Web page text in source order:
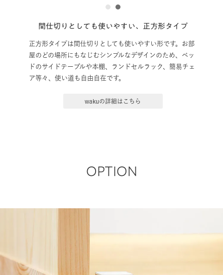
正方形タイプは間仕切りとしても使いやすい形です。お部
屋のどの場所にもなじむシンプルなデザインのため、ベッ
ドのサイドテーブルや本棚、ランドセルラック、簡易チェ
OPTION